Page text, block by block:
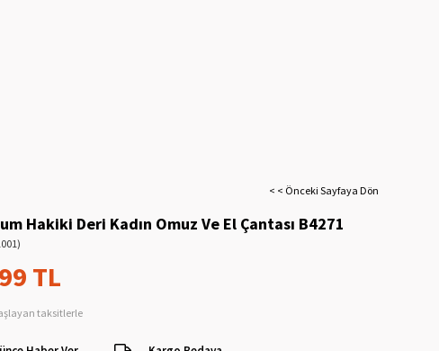
< < Önceki Sayfaya Dön
Hakiki Deri Kadın Omuz Ve El Çantası B4271
TL
taksitlerle